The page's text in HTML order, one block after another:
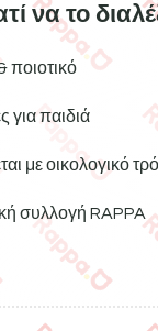
να το
ποιοτικό
για παιδιά
με οικολογικό
συλλογή RAPPA